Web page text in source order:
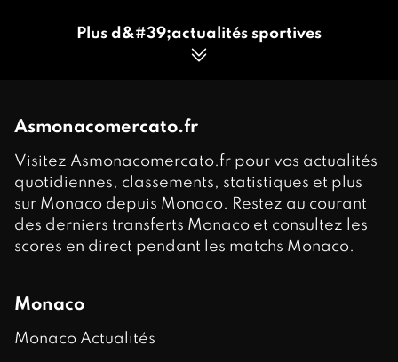
Plus d&#39;actualités sportives
Asmonacomercato.fr
Visitez Asmonacomercato.fr pour vos actualités
quotidiennes, classements, statistiques et plus
sur Monaco depuis Monaco. Restez au courant
des derniers transferts Monaco et consultez les
scores en direct pendant les matchs Monaco.
Monaco
Monaco Actualités